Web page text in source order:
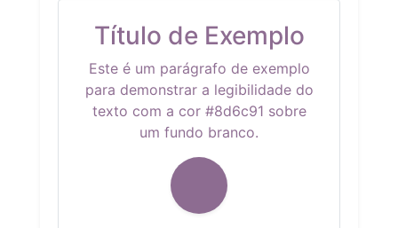
Título de Exemplo
Este é um parágrafo de exemplo
para demonstrar a legibilidade do
texto com a cor #8d6c91 sobre
um fundo branco.